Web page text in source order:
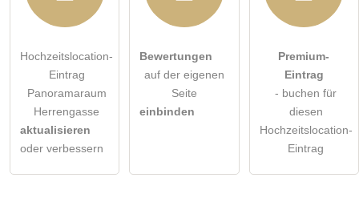
Hochzeitslocation-
Eintrag
Panoramaraum
Herrengasse
aktualisieren
oder verbessern
Bewertungen
auf der eigenen
Seite
einbinden
Premium-
Eintrag
- buchen für
diesen
Hochzeitslocation-
Eintrag